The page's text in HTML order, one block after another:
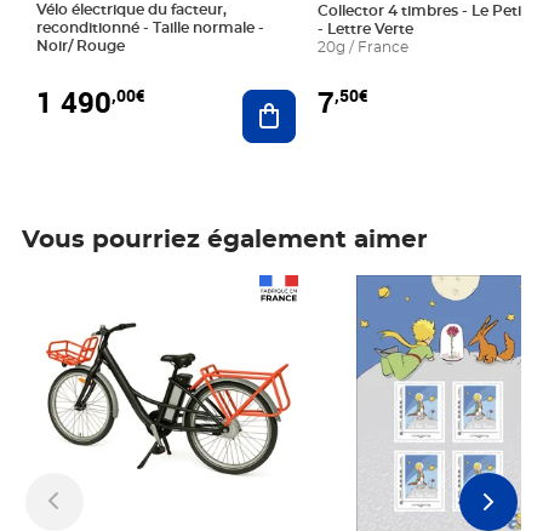
Vélo électrique du facteur,
reconditionné - Taille normale -
Noir/ Rouge
1 490,00€ Ajouter au panier
Collector 4 timbres - Le Petit
- Lettre Verte
20g / France
7,50€
Vous pourriez également aimer
Prix 7,50€